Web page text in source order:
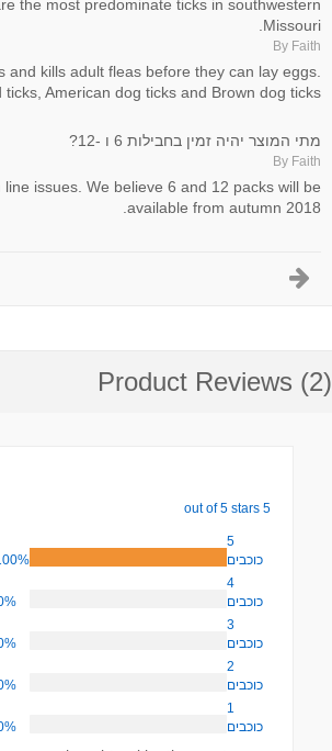
the most predominate ticks in southwestern
Missouri.
By Faith
kills adult fleas before they can lay eggs.
American dog ticks and Brown dog ticks.
מתי המוצר יהיה זמין בחבילות 6 ו -12?
By Faith
issues. We believe 6 and 12 packs will be
available from autumn 2018.
Product Reviews (2)
5 out of 5 stars
5
כוכבים
4
כוכבים
3
כוכבים
2
כוכבים
1
כוכבים